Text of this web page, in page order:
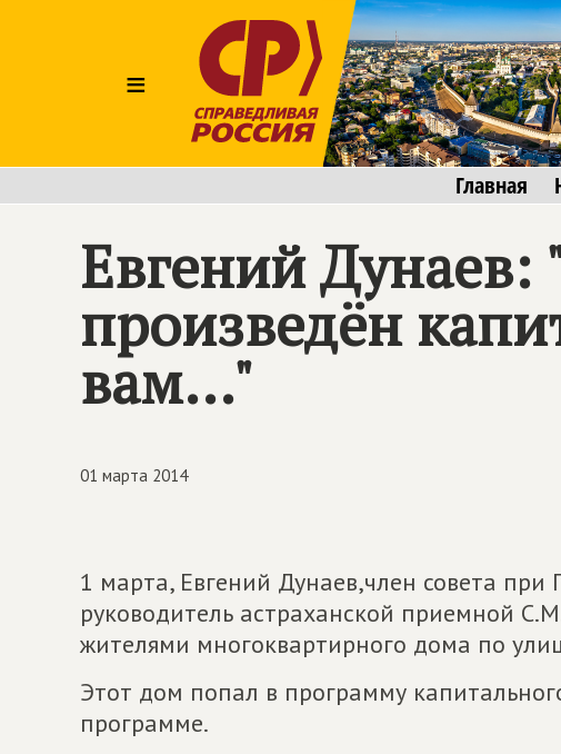
≡
Главная
Евгений
произведён
вам..."
01 марта 2014
1 марта, Евгений Дунаев,член совета
руководитель астраханской приемной
жителями многоквартирного дома по
Этот дом попал в программу
программе.